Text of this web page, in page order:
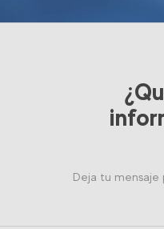
Deja tu mensaje